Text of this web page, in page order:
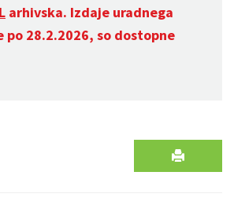
arhivska. Izdaje uradnega
po 28.2.2026, so dostopne